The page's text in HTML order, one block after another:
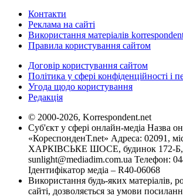
Контакти
Реклама на сайті
Використання матеріалів
Правила користування сайтом
Договір користування сайтом
Політика у сфері конфіденційності і
Угода щодо користування
Редакція
© 2000-2026, Korrespondent.net
Суб'єкт у сфері онлайн-медіа Назва
«КореспонденТ.net» Адреса: 02091,
ХАРКІВСЬКЕ ШОСЕ, будинок 172-Б,
sunlight@mediadim.com.ua Телефон:
Ідентифікатор медіа – R40-06068
Використання будь-яких матеріалів,
сайті, дозволяється за умови